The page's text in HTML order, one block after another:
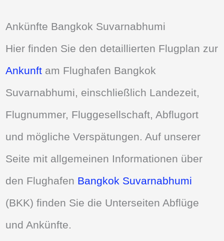
Ankünfte Bangkok Suvarnabhumi
Hier finden Sie den detaillierten Flugplan zur
Ankunft am Flughafen Bangkok
Suvarnabhumi, einschließlich Landezeit,
Flugnummer, Fluggesellschaft, Abflugort
und mögliche Verspätungen. Auf unserer
Seite mit allgemeinen Informationen über
den Flughafen Bangkok Suvarnabhumi
(BKK) finden Sie die Unterseiten Abflüge
und Ankünfte.